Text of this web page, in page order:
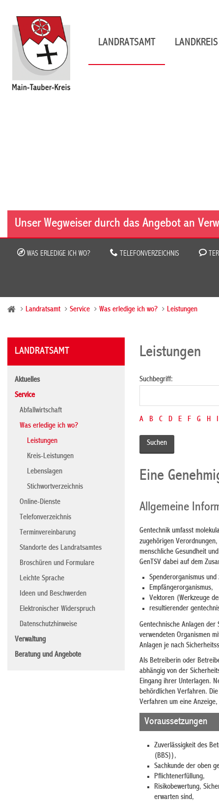
LANDRATSAMT
Unser Wegweiser durch das Angebot an
WAS ERLEDIGE ICH WO? TELEFONVERZEICHNIS
Landratsamt Service Was erledige ich wo? Leistungen
LANDRATSAMT
Aktuelles
Service
Abfallwirtschaft
Was erledige ich wo?
Leistungen
Kreis-Leistungen
Lebenslagen
Stichwortverzeichnis
Online-Dienste
Telefonverzeichnis
Terminvereinbarung
Standorte des Landratsamtes
Broschüren und Formulare
Leichte Sprache
Ideen und Beschwerden
Elektronischer Widerspruch
Datenschutzhinweise
Verwaltung
Beratung und Angebote
Leistungen
Suchbegriff:
A B C D E F G H I
Eine
Allgemeine
Gentechnik umfasst
zugehörigen
menschliche Gesundheit
GenTSV dabei auf dem
Spenderorganismus
Empfängerorganismus,
Vektoren (Werkzeuge
resultierender
Gentechnische Anlagen
verwendeten Organismen
Anlagen je nach
Als Betreiberin oder
abhängig von der
Eingang ihrer Unterlagen.
behördlichen Verfahren.
Verfahren um eine
Voraussetzungen
Zuverlässigkeit des
(BBS)),
Sachkunde der oben
Pflichtenerfüllung,
Risikobewertung,
erwarten sind,